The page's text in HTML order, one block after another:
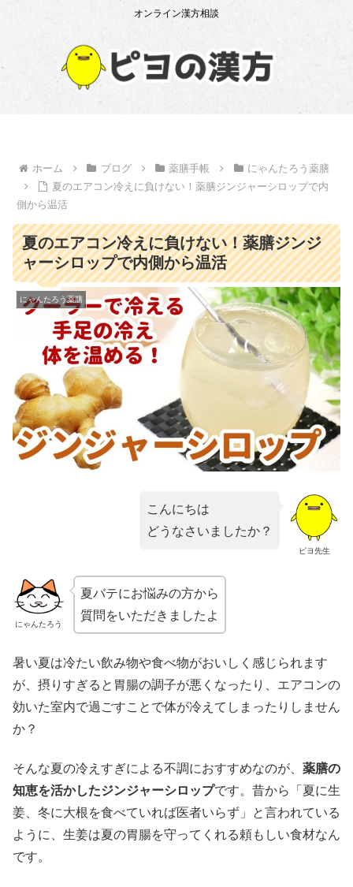
オンライン漢方相談
ホーム ブログ 薬膳手帳
にゃんたろう薬膳
夏のエアコン冷えに負けない！薬膳ジンジャーシロップで内
側から温活
夏のエアコン冷えに負けない！薬膳ジンジ
ャーシロップで内側から温活
にゃんたろう薬膳
ピヨ先生
こんにちは
どうなさいましたか？
にゃんたろう
夏バテにお悩みの方から
質問をいただきましたよ
暑い夏は冷たい飲み物や食べ物がおいしく感じられます
が、摂りすぎると胃腸の調子が悪くなったり、エアコンの
効いた室内で過ごすことで体が冷えてしまったりしません
か？
そんな夏の冷えすぎによる不調におすすめなのが、 薬膳の
知恵を活かしたジンジャーシロップです。昔から「夏に生
姜、冬に大根を食べていれば医者いらず」と言われている
ように、生姜は夏の胃腸を守ってくれる頼もしい食材なん
です。